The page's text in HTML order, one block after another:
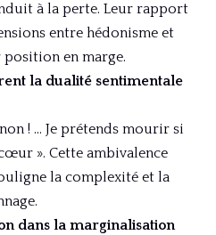
à la perte. Leur rapport
entre hédonisme et
en marge.
la dualité sentimentale
! … Je prétends mourir si
». Cette ambivalence
la complexité et la
dans la marginalisation